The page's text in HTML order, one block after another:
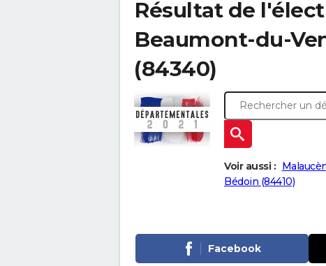
Résultat de
Beaumont-du-
(84340)
Voir aussi :
Bédoin (84410)
Facebook